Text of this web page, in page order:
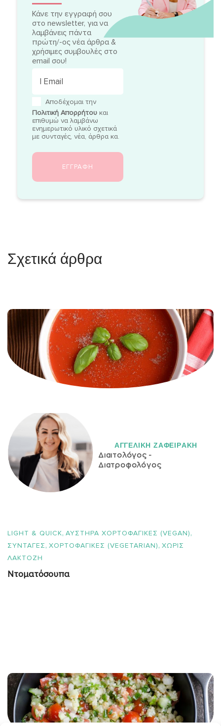
Κάνε την εγγραφή σου
στο newsletter, για να
λαμβάνεις πάντα
πρώτη/-ος νέα άρθρα &
χρήσιμες συμβουλές στο
email σου!
Αποδέχομαι την
Πολιτική Απορρήτου και
επιθυμώ να λαμβάνω
ενημερωτικό υλικό σχετικά
με συνταγές, νέα, άρθρα κα.
Σχετικά άρθρα
ΑΓΓΕΛΙΚH ΖΑΦΕΙΡAΚΗ
Διαιτολόγος -
Διατροφολόγος
LIGHT & QUICK, ΑΥΣΤΗΡΑ ΧΟΡΤΟΦΑΓΙΚΕΣ (VEGAN),
ΣΥΝΤΑΓΈΣ, ΧΟΡΤΟΦΑΓΙΚΕΣ (VEGETARIAN), ΧΩΡΙΣ
ΛΑΚΤΟΖΗ
Ντοματόσουπα